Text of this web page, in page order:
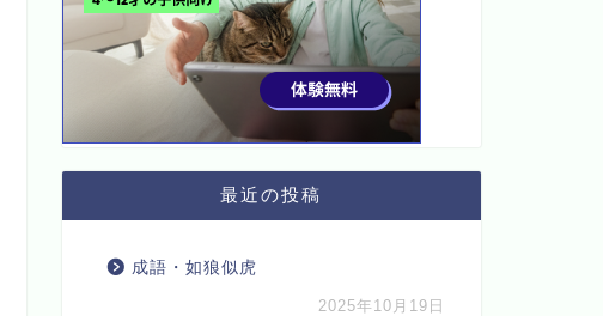
最近の投稿
成語・如狼似虎
2025年10月19日